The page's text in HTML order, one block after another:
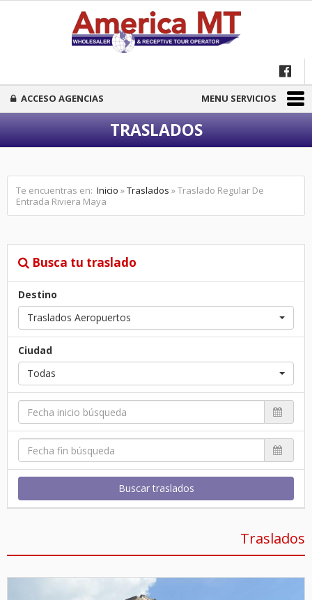
ACCESO AGENCIAS MENU SERVICIOS
TRASLADOS
Te encuentras en: Inicio »Traslados » Traslado Regular De
Entrada Riviera Maya
Busca tu traslado
Destino
Traslados Aeropuertos
Ciudad
Todas
Buscar traslados
Traslados